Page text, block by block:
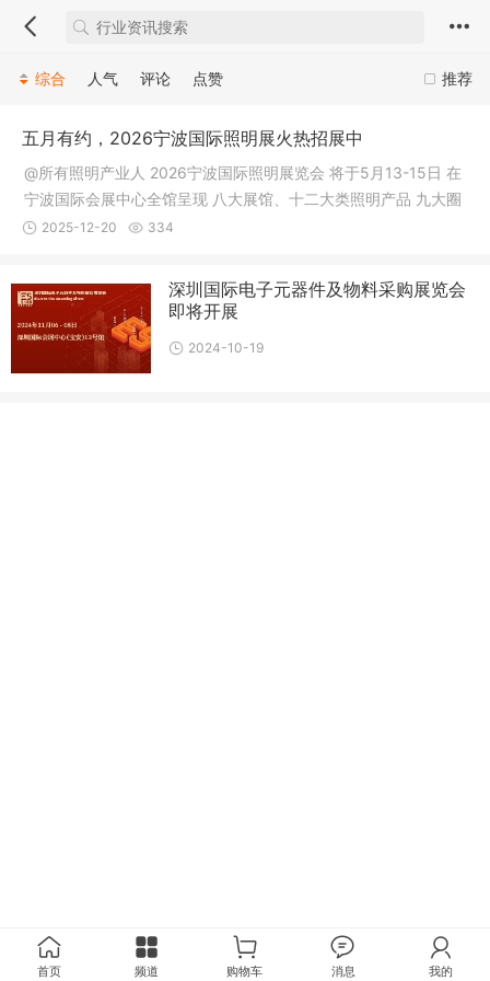
推荐
综合 人气 评论 点赞
五月有约，2026宁波国际照明展火热招展中
@所有照明产业人 2026宁波国际照明展览会 将于5月13-15日 在
宁波国际会展中心全馆呈现 八大展馆、十二大类照明产品 九大圈
层专业观众悉数到场 一场不容错过的照明产业盛会 静待您的到
环节企业齐聚 作为十余年口碑沉淀的专业性综合照明产业盛会，
宁波国际照明展一直
2025-12-20 334
深圳国际电子元器件及物料采购展览会
即将开展
2024-10-19
首页 频道 购物车 消息 我的